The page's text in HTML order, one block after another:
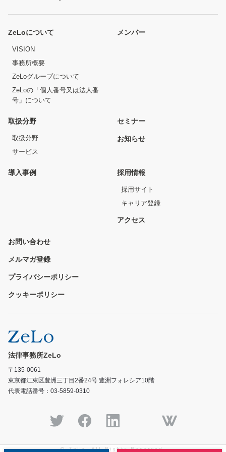
ZeLoについて
VISION
事務所概要
ZeLoグループについて
ZeLoの「個人番号又は法人番
号」について
メンバー
取扱分野
取扱分野
サービス
セミナー
お知らせ
導入事例 採用情報
採用サイト
キャリア登録
アクセス
お問い合わせ
メルマガ登録
プライバシーポリシー
クッキーポリシー
法律事務所ZeLo
〒135-0061
東京都江東区豊洲三丁目2番24号 豊洲フォレシア10階
代表電話番号：03-5859-0310
© ZeLo, All Rights Reserved.